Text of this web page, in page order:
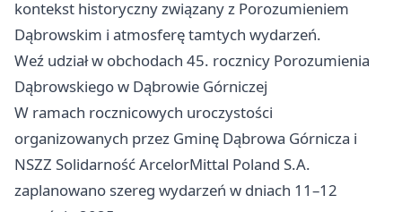
kontekst historyczny związany z Porozumieniem
Dąbrowskim i atmosferę tamtych wydarzeń.
Weź udział w obchodach 45. rocznicy Porozumienia
Dąbrowskiego w Dąbrowie Górniczej
W ramach rocznicowych uroczystości
organizowanych przez Gminę Dąbrowa Górnicza i
NSZZ Solidarność ArcelorMittal Poland S.A.
zaplanowano szereg wydarzeń w dniach 11–12